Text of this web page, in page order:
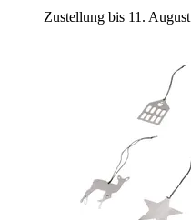
Zustellung bis 11. August